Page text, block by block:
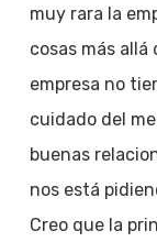
muy rara la
cosas más allá
empresa no
cuidado del
buenas
nos está
Creo que la